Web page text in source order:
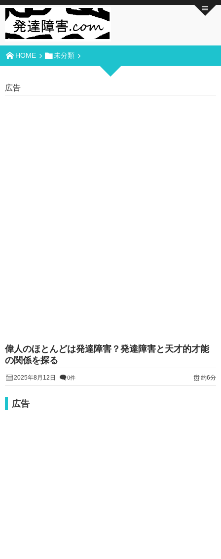
HOME 未分類
広告
偉人のほとんどは発達障害？発達障害と天才的才能
の関係を探る
2025年8月12日 0件 約6分
広告